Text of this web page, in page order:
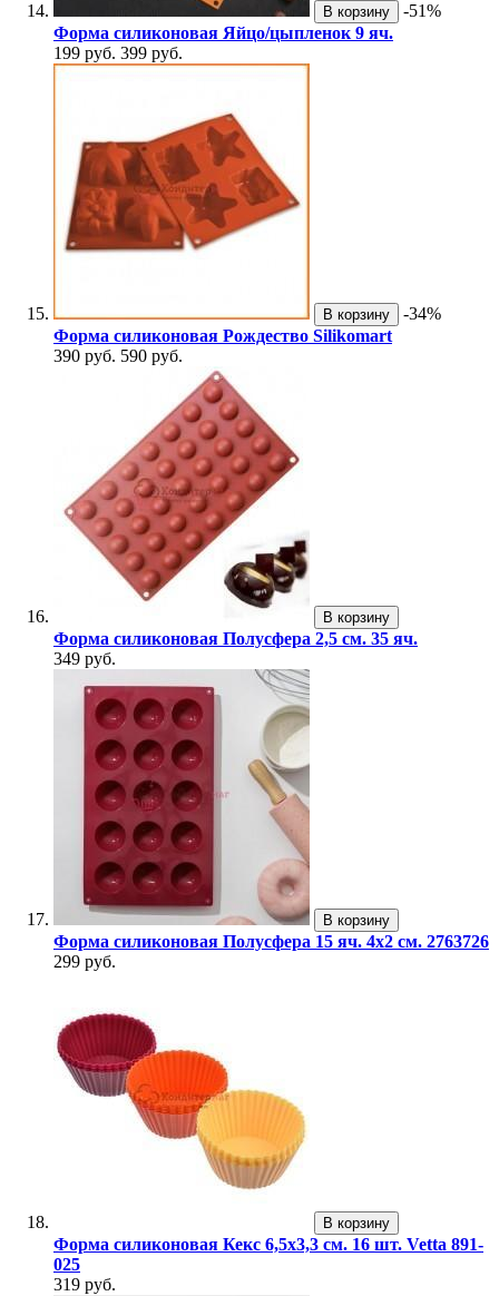
В корзину
-51%
Форма силиконовая Яйцо/цыпленок 9 яч.
199 руб. 399 руб.
В корзину
-34%
Форма силиконовая Рождество Silikomart
390 руб. 590 руб.
В корзину
Форма силиконовая Полусфера 2,5 см. 35 яч.
349 руб.
В корзину
Форма силиконовая Полусфера 15 яч. 4х2 см. 2763726
299 руб.
В корзину
Форма силиконовая Кекс 6,5х3,3 см. 16 шт. Vetta 891-
025
319 руб.